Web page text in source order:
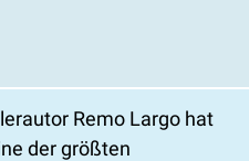
Remo Largo hat
der größten